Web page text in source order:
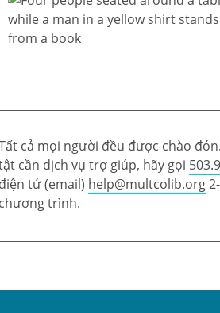
cả mọi người đều được chào
cần dịch vụ trợ giúp, hãy gọi
tử (email) help@multcolib.org
trình.